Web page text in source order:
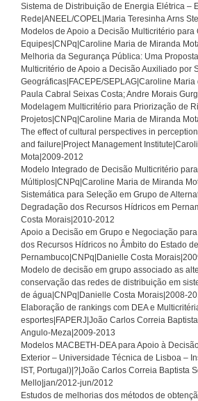
Sistema de Distribuição de Energia Elétrica –
Rede|ANEEL/COPEL|Maria Teresinha Arns
Modelos de Apoio a Decisão Multicritério para
Equipes|CNPq|Caroline Maria de Miranda
Melhoria da Segurança Pública: Uma
Multicritério de Apoio a Decisão Auxiliado por
Geográficas|FACEPE/SEPLAG|Caroline
Paula Cabral Seixas Costa; Andre Morais
Modelagem Multicritério para Priorização de
Projetos|CNPq|Caroline Maria de Miranda
The effect of cultural perspectives in
and failure|Project Management
Mota|2009-2012
Modelo Integrado de Decisão Multicritério
Múltiplos|CNPq|Caroline Maria de Miranda
Sistemática para Seleção em Grupo de
Degradação dos Recursos Hídricos em
Costa Morais|2010-2012
Apoio a Decisão em Grupo e Negociação
dos Recursos Hídricos no Âmbito do Estado de
Pernambuco|CNPq|Danielle Costa
Modelo de decisão em grupo associado as
conservação das redes de distribuição em
de água|CNPq|Danielle Costa Morais|2008-
Elaboração de rankings com DEA e
esportes|FAPERJ|João Carlos Correia
Angulo-Meza|2009-2013
Modelos MACBETH-DEA para Apoio à
Exterior – Universidade Técnica de Lisboa –
IST, Portugal)|?|João Carlos Correia Baptista
Mello|jan/2012-jun/2012
Estudos de melhorias dos métodos de